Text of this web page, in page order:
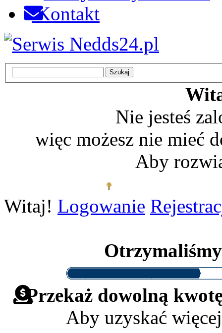
Kontakt
Nie jesteś
więc możesz nie mieć
Aby
Witaj! Logowanie
Przekaż dowolną
Aby uzyskać